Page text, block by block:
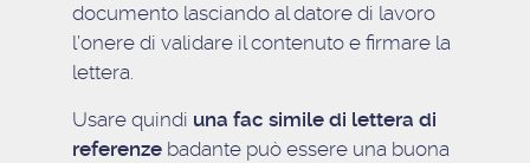
documento lasciando al datore di lavoro
l’onere di validare il contenuto e firmare la
lettera.
Usare quindi una fac simile di lettera di
referenzebadante può essere una buona